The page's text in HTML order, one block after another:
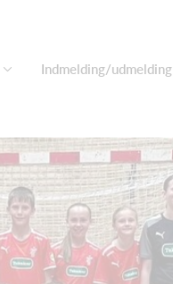
Indmelding/udmelding